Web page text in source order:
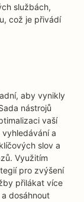
službách,
což je přivádí
aby vynikly
nástrojů
vaší
a
slov a
Využitím
pro zvýšení
přilákat více
dosáhnout